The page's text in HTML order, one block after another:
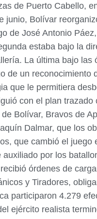
de Puerto Cabello,
junio, Bolívar
de José Antonio
estaba bajo la
La última bajo
de un
que le permitiera
con el plan trazado
Bolívar, Bravos de
Dalmar, que los
que cambió el
auxiliado por los
órdenes de
y Tiradores,
participaron 4.279
ejército realista